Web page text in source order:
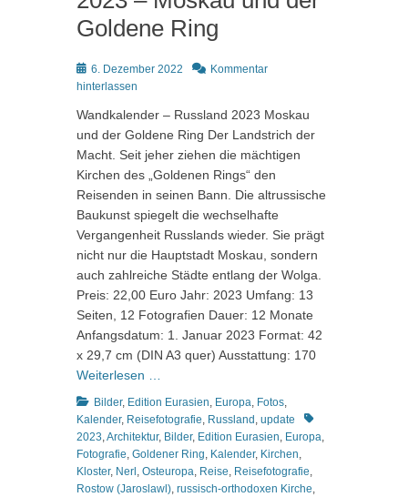
Goldene Ring
Posted
on
6. Dezember 2022
Kommentar
hinterlassen
Wandkalender – Russland 2023 Moskau
und der Goldene Ring Der Landstrich der
Macht. Seit jeher ziehen die mächtigen
Kirchen des „Goldenen Rings“ den
Reisenden in seinen Bann. Die altrussische
Baukunst spiegelt die wechselhafte
Vergangenheit Russlands wieder. Sie prägt
nicht nur die Hauptstadt Moskau, sondern
auch zahlreiche Städte entlang der Wolga.
Preis: 22,00 Euro Jahr: 2023 Umfang: 13
Seiten, 12 Fotografien Dauer: 12 Monate
Anfangsdatum: 1. Januar 2023 Format: 42
x 29,7 cm (DIN A3 quer) Ausstattung: 170
Weiterlesen …
Kategorien
Bilder, Edition Eurasien, Europa, Fotos,
Kalender, Reisefotografie, Russland , update
Schlagworte
2023,Architektur, Bilder, Edition Eurasien, Europa,
Fotografie, Goldener Ring, Kalender, Kirchen,
Kloster, Nerl , Osteuropa, Reise, Reisefotografie,
Rostow (Jaroslawl), russisch-orthodoxen Kirche,